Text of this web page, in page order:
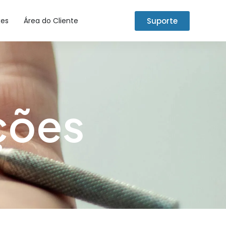
Área do Cliente Suporte